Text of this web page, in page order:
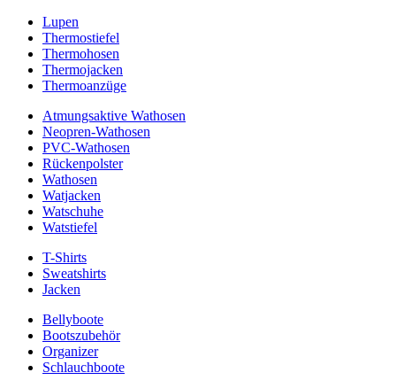
Lupen
Thermostiefel
Thermohosen
Thermojacken
Thermoanzüge
Atmungsaktive Wathosen
Neopren-Wathosen
PVC-Wathosen
Rückenpolster
Wathosen
Watjacken
Watschuhe
Watstiefel
T-Shirts
Sweatshirts
Jacken
Bellyboote
Bootszubehör
Organizer
Schlauchboote